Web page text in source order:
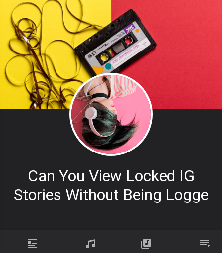
Can You View Locked IG
Stories Without Being Logge